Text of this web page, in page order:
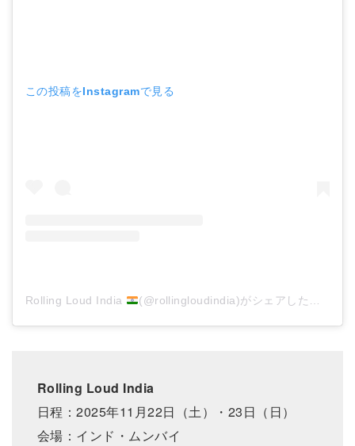
この投稿をInstagramで見る
Rolling Loud India (@rollingloudindia)がシェアした投稿
Rolling Loud India
日程：2025年11月22日（土）・23日（日）
会場：インド・ムンバイ